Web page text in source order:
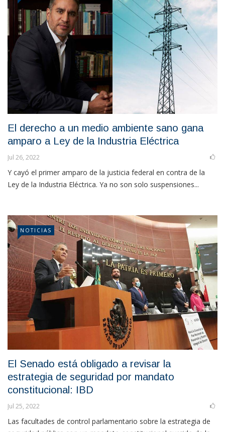
El derecho a un medio ambiente sano gana
amparo a Ley de la Industria Eléctrica
Jul 26, 2022
Y cayó el primer amparo de la justicia federal en contra de la
Ley de la Industria Eléctrica. Ya no son solo suspensiones...
NOTICIAS
El Senado está obligado a revisar la
estrategia de seguridad por mandato
constitucional: IBD
Jul 25, 2022
Las facultades de control parlamentario sobre la estrategia de